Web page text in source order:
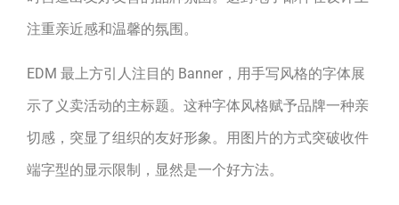
注重亲近感和温馨的氛围。
EDM 最上方引人注目的 Banner，用手写风格的字体展
示了义卖活动的主标题。这种字体风格赋予品牌一种亲
切感，突显了组织的友好形象。用图片的方式突破收件
端字型的显示限制，显然是一个好方法。